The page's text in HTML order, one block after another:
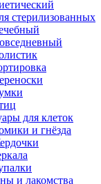
стерилизованных
для клеток
и гнёзда
и лакомства